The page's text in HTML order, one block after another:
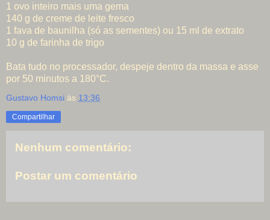
1 ovo inteiro mais uma gema
140 g de creme de leite fresco
1 fava de baunilha (só as sementes) ou 15 ml de extrato
10 g de farinha de trigo
Bata tudo no processador, despeje dentro da massa e asse
por 50 minutos a 180°C.
Gustavo Homsi às 13:36
Compartilhar
Nenhum comentário:
Postar um comentário